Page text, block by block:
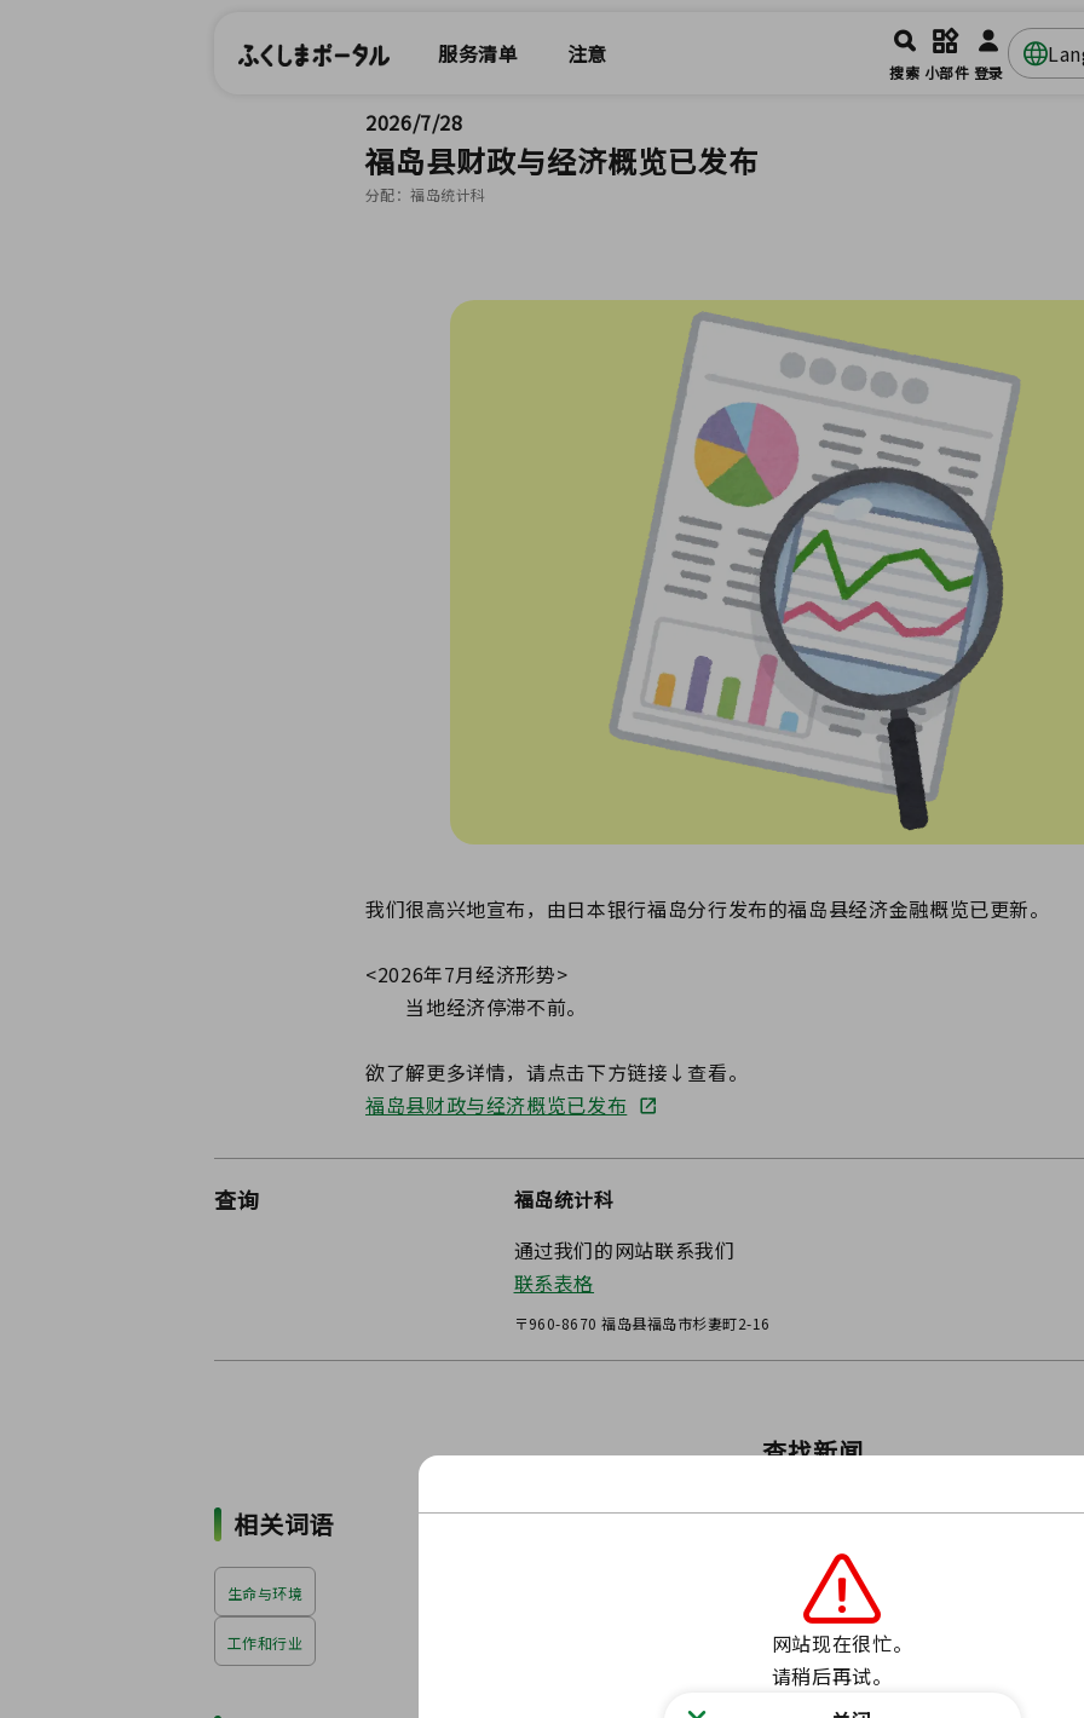
服务清单 注意
搜索 小部件 登录
2026/7/28
福岛县财政与经济概览已发布
分配：福岛统计科
我们很高兴地宣布，由日本银行福岛分行发布的福岛县经济金融概览已更新。
<2026年7月经济形势>
当地经济停滞不前。
欲了解更多详情，请点击下方链接↓查看。
福岛县财政与经济概览已发布
查询
福岛统计科
通过我们的网站联系我们
联系表格
〒960-8670 福岛县福岛市杉妻町2-16
查找新闻
相关词语
生命与环境
工作和行业
网站现在很忙。
请稍后再试。